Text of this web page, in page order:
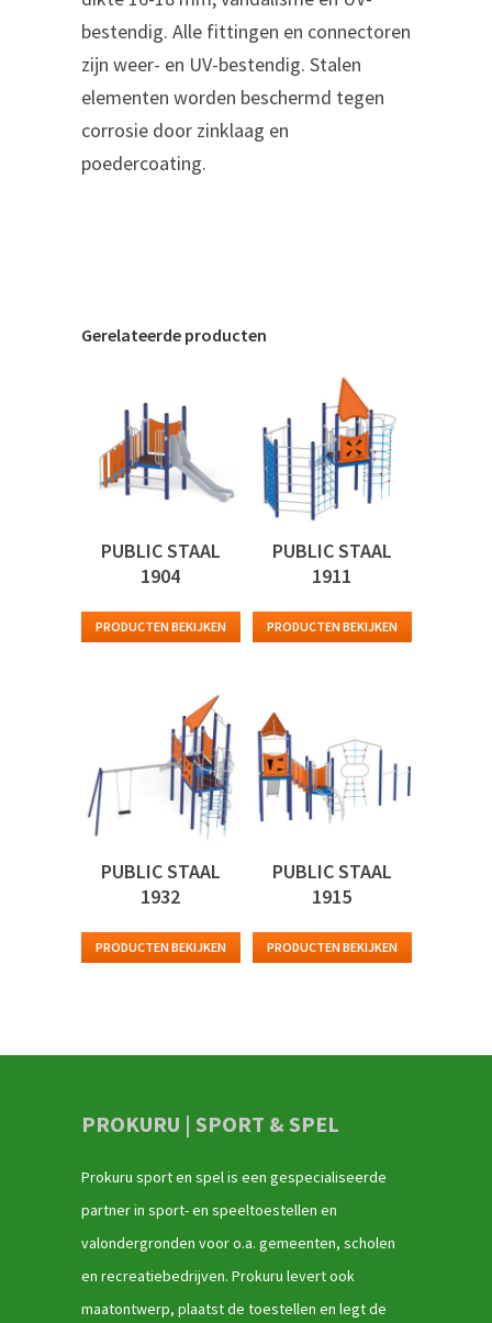
bestendig. Alle fittingen en connectoren
zijn weer- en UV-bestendig. Stalen
elementen worden beschermd tegen
corrosie door zinklaag en
poedercoating.
Gerelateerde producten
PUBLIC STAAL
1904
PRODUCTEN BEKIJKEN
PUBLIC STAAL
1911
PRODUCTEN BEKIJKEN
PUBLIC STAAL
1932
PRODUCTEN BEKIJKEN
PUBLIC STAAL
1915
PRODUCTEN BEKIJKEN
PROKURU | SPORT & SPEL
Prokuru sport en spel is een gespecialiseerde
partner in sport- en speeltoestellen en
valondergronden voor o.a. gemeenten, scholen
en recreatiebedrijven. Prokuru levert ook
maatontwerp, plaatst de toestellen en legt de